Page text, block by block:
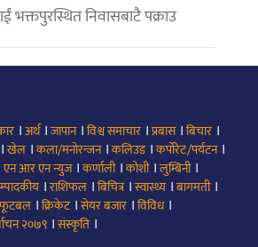
भक्तपुरस्थित निवासबाटै पक्राउ
।अर्थ।जापान।विश्व समाचार ।प्रबास।बिचार ।
।खेल ।कला/मनोरन्जन।कलिउड।कर्पोरेट/पर्यटन।
एन आर एन न्युज।कर्णाली।कोशी।लुम्बिनी।
।राशिफल ।बिचित्र।स्वास्थ्य ।बागमती।
फूटबल ।क्रिकेट।सेयर बजार ।विविध।
२०७९ ।संस्कृति ।